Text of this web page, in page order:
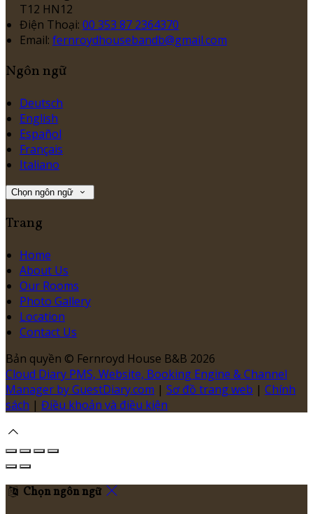
T12 HN12
Điện Thoại: 00 353 87 2364370
Email: fernroydhousebandb@gmail.com
Ngôn ngữ
Deutsch
English
Español
Français
Italiano
Chọn ngôn ngữ
Trang
Home
About Us
Our Rooms
Photo Gallery
Location
Contact Us
Bản quyền © Fernroyd House B&B 2026
Cloud Diary PMS, Website, Booking Engine & Channel
Manager by GuestDiary.com | Sơ đồ trang web | Chính
sách | Điều khoản và điều kiện
Chọn ngôn ngữ